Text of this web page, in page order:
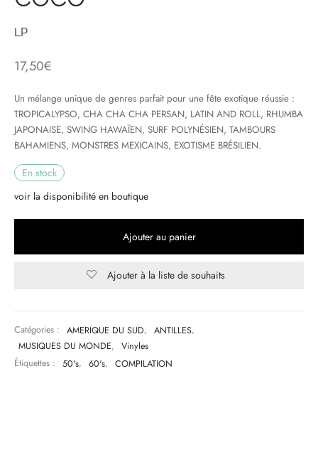
LP
17,50€
Un mélange unique de genres parfait pour une fête exotique réussie :
TROPICALYPSO, CHA CHA CHA PERSAN, LATIN AND ROLL, RHUMBA
JAPONAISE, SWING HAWAÏEN, SURF POLYNÉSIEN, TAMBOURS
BAHAMIENS, MONSTRES MEXICAINS, EXOTISME BRÉSILIEN.
En stock
voir la disponibilité en boutique
Ajouter au panier
Ajouter à la liste de souhaits
Catégories : AMERIQUE DU SUD, ANTILLES,
MUSIQUES DU MONDE,
Vinyles
Étiquettes :
50's, 60's, COMPILATION
HOP
MUSIQUES IMPROVISEES
DU MONDE
CLASSIQUE